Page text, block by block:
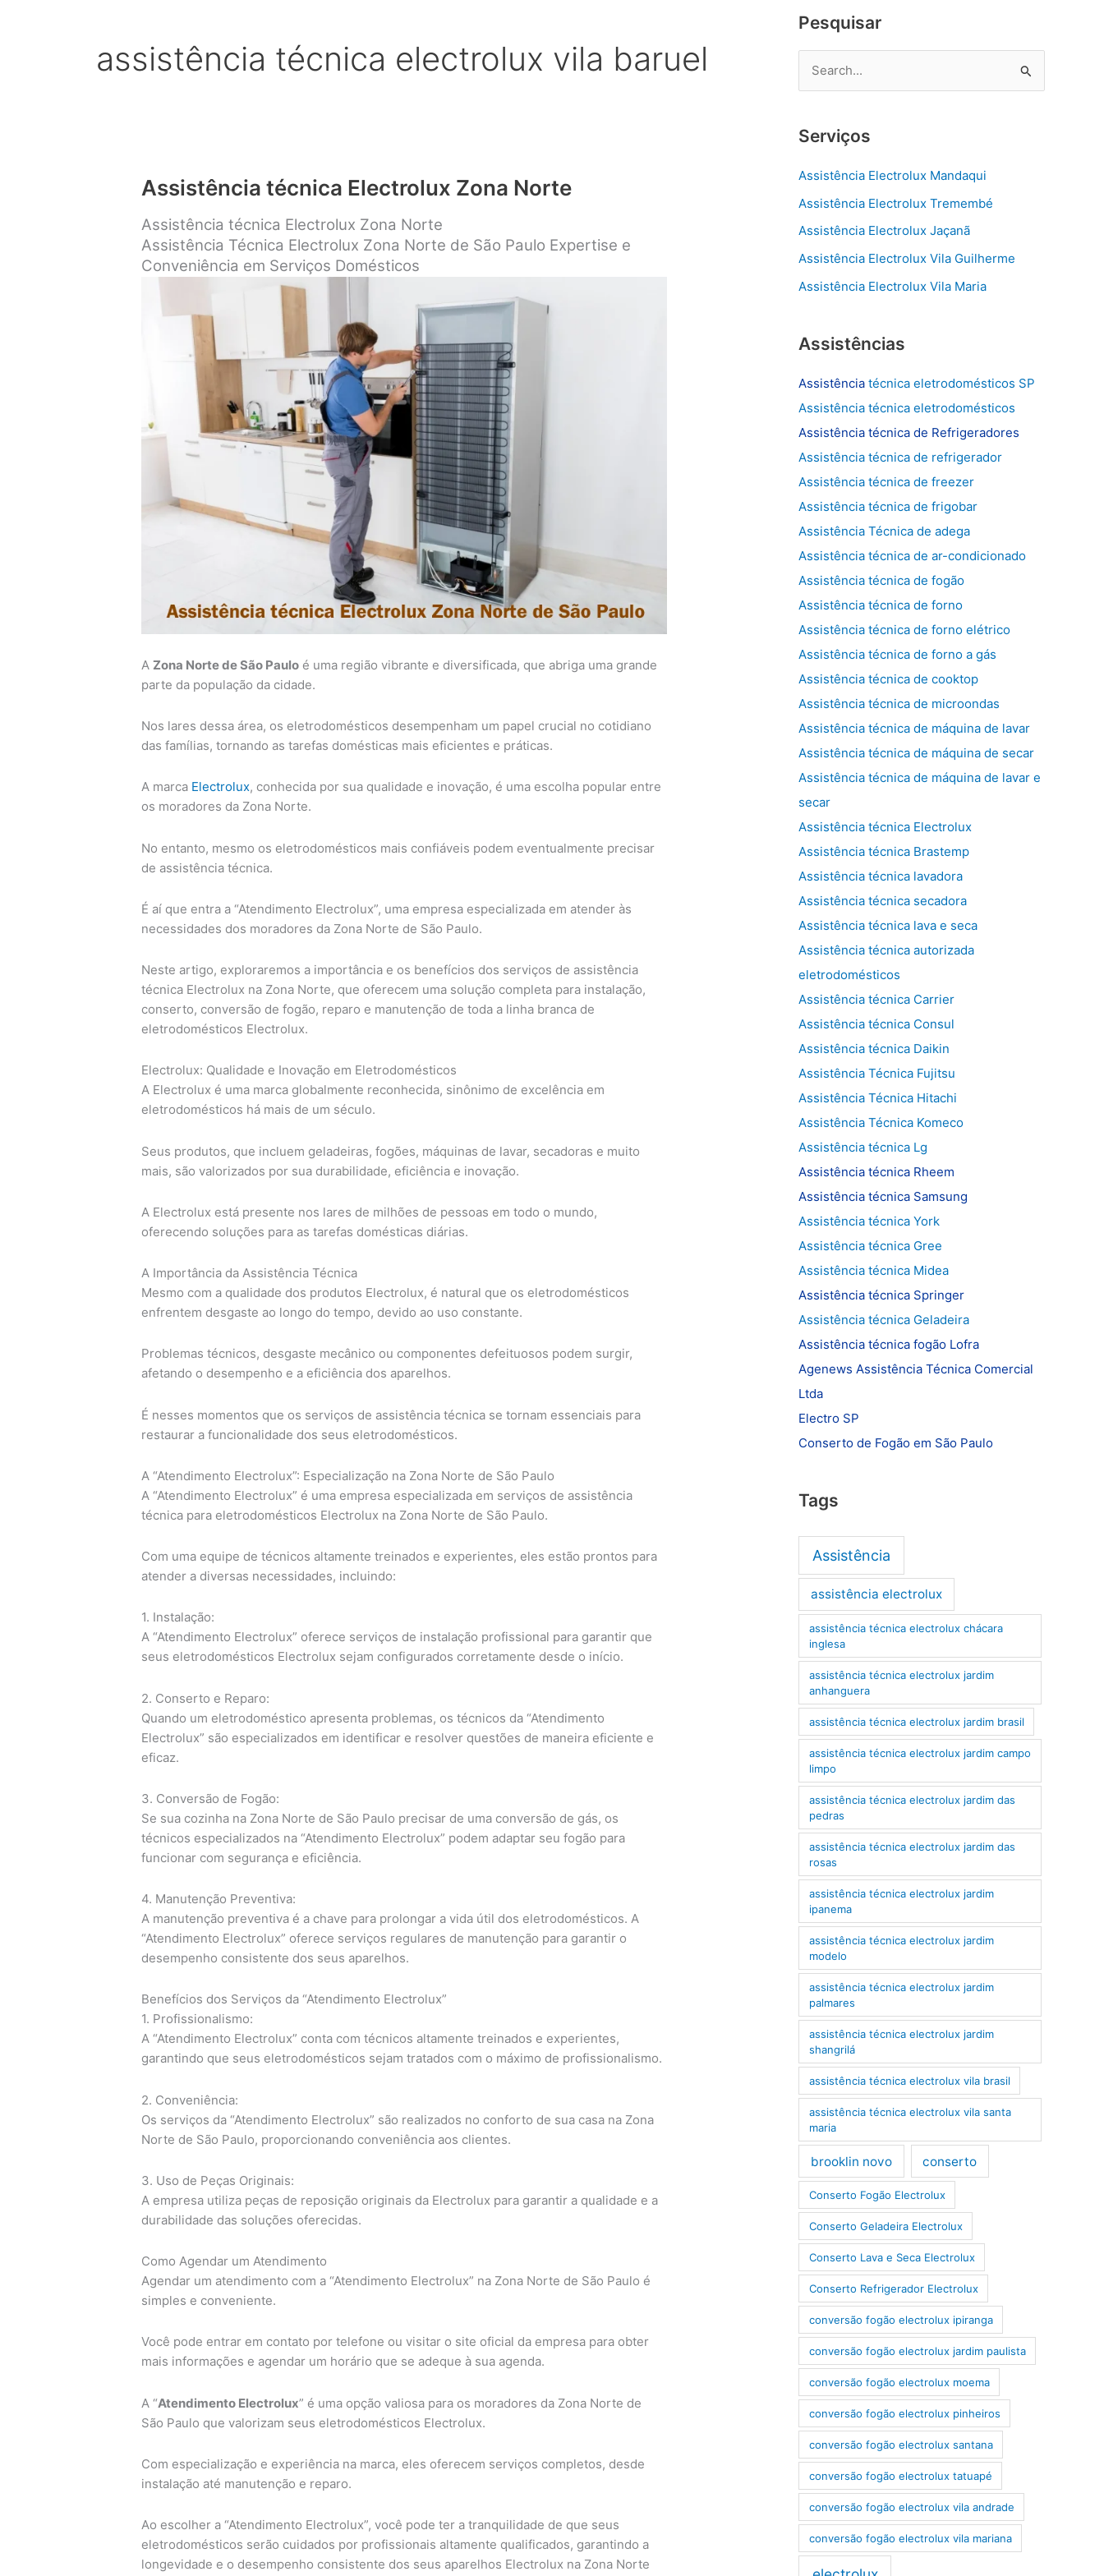
assistência técnica electrolux vila baruel
Assistência técnica Electrolux Zona Norte
Assistência técnica Electrolux Zona Norte
Assistência Técnica Electrolux Zona Norte de São Paulo Expertise e
Conveniência em Serviços Domésticos
A Zona Norte de São Paulo é uma região vibrante e diversificada, que abriga uma grande
parte da população da cidade.
Nos lares dessa área, os eletrodomésticos desempenham um papel crucial no cotidiano
das famílias, tornando as tarefas domésticas mais eficientes e práticas.
A marca Electrolux, conhecida por sua qualidade e inovação, é uma escolha popular entre
os moradores da Zona Norte.
No entanto, mesmo os eletrodomésticos mais confiáveis podem eventualmente precisar
de assistência técnica.
É aí que entra a “Atendimento Electrolux”, uma empresa especializada em atender às
necessidades dos moradores da Zona Norte de São Paulo.
Neste artigo, exploraremos a importância e os benefícios dos serviços de assistência
técnica Electrolux na Zona Norte, que oferecem uma solução completa para instalação,
conserto, conversão de fogão, reparo e manutenção de toda a linha branca de
eletrodomésticos Electrolux.
Electrolux: Qualidade e Inovação em Eletrodomésticos
A Electrolux é uma marca globalmente reconhecida, sinônimo de excelência em
eletrodomésticos há mais de um século.
Seus produtos, que incluem geladeiras, fogões, máquinas de lavar, secadoras e muito
mais, são valorizados por sua durabilidade, eficiência e inovação.
A Electrolux está presente nos lares de milhões de pessoas em todo o mundo,
oferecendo soluções para as tarefas domésticas diárias.
A Importância da Assistência Técnica
Mesmo com a qualidade dos produtos Electrolux, é natural que os eletrodomésticos
enfrentem desgaste ao longo do tempo, devido ao uso constante.
Problemas técnicos, desgaste mecânico ou componentes defeituosos podem surgir,
afetando o desempenho e a eficiência dos aparelhos.
É nesses momentos que os serviços de assistência técnica se tornam essenciais para
restaurar a funcionalidade dos seus eletrodomésticos.
A “Atendimento Electrolux”: Especialização na Zona Norte de São Paulo
A “Atendimento Electrolux” é uma empresa especializada em serviços de assistência
técnica para eletrodomésticos Electrolux na Zona Norte de São Paulo.
Com uma equipe de técnicos altamente treinados e experientes, eles estão prontos para
atender a diversas necessidades, incluindo:
1. Instalação:
A “Atendimento Electrolux” oferece serviços de instalação profissional para garantir que
seus eletrodomésticos Electrolux sejam configurados corretamente desde o início.
2. Conserto e Reparo:
Quando um eletrodoméstico apresenta problemas, os técnicos da “Atendimento
Electrolux” são especializados em identificar e resolver questões de maneira eficiente e
eficaz.
3. Conversão de Fogão:
Se sua cozinha na Zona Norte de São Paulo precisar de uma conversão de gás, os
técnicos especializados na “Atendimento Electrolux” podem adaptar seu fogão para
funcionar com segurança e eficiência.
4. Manutenção Preventiva:
A manutenção preventiva é a chave para prolongar a vida útil dos eletrodomésticos. A
“Atendimento Electrolux” oferece serviços regulares de manutenção para garantir o
desempenho consistente dos seus aparelhos.
Benefícios dos Serviços da “Atendimento Electrolux”
1. Profissionalismo:
A “Atendimento Electrolux” conta com técnicos altamente treinados e experientes,
garantindo que seus eletrodomésticos sejam tratados com o máximo de profissionalismo.
2. Conveniência:
Os serviços da “Atendimento Electrolux” são realizados no conforto de sua casa na Zona
Norte de São Paulo, proporcionando conveniência aos clientes.
3. Uso de Peças Originais:
A empresa utiliza peças de reposição originais da Electrolux para garantir a qualidade e a
durabilidade das soluções oferecidas.
Como Agendar um Atendimento
Agendar um atendimento com a “Atendimento Electrolux” na Zona Norte de São Paulo é
simples e conveniente.
Você pode entrar em contato por telefone ou visitar o site oficial da empresa para obter
mais informações e agendar um horário que se adeque à sua agenda.
A “Atendimento Electrolux” é uma opção valiosa para os moradores da Zona Norte de
São Paulo que valorizam seus eletrodomésticos Electrolux.
Com especialização e experiência na marca, eles oferecem serviços completos, desde
instalação até manutenção e reparo.
Ao escolher a “Atendimento Electrolux”, você pode ter a tranquilidade de que seus
eletrodomésticos serão cuidados por profissionais altamente qualificados, garantindo a
longevidade e o desempenho consistente dos seus aparelhos Electrolux na Zona Norte
Pesquisar
q
i
s
a
r
p
Serviços
Assistência Electrolux Mandaqui
Assistência Electrolux Tremembé
Assistência Electrolux Jaçanã
Assistência Electrolux Vila Guilherme
Assistência Electrolux Vila Maria
Assistências
Assistência técnica eletrodomésticos SP
Assistência técnica eletrodomésticos
Assistência técnica de Refrigeradores
Assistência técnica de refrigerador
Assistência técnica de freezer
Assistência técnica de frigobar
Assistência Técnica de adega
Assistência técnica de ar-condicionado
Assistência técnica de fogão
Assistência técnica de forno
Assistência técnica de forno elétrico
Assistência técnica de forno a gás
Assistência técnica de cooktop
Assistência técnica de microondas
Assistência técnica de máquina de lavar
Assistência técnica de máquina de secar
Assistência técnica de máquina de lavar e
secar
Assistência técnica Electrolux
Assistência técnica Brastemp
Assistência técnica lavadora
Assistência técnica secadora
Assistência técnica lava e seca
Assistência técnica autorizada
eletrodomésticos
Assistência técnica Carrier
Assistência técnica Consul
Assistência técnica Daikin
Assistência Técnica Fujitsu
Assistência Técnica Hitachi
Assistência Técnica Komeco
Assistência técnica Lg
Assistência técnica Rheem
Assistência técnica Samsung
Assistência técnica York
Assistência técnica Gree
Assistência técnica Midea
Assistência técnica Springer
Assistência técnica Geladeira
Assistência técnica fogão Lofra
Agenews Assistência Técnica Comercial
Ltda
Electro SP
Conserto de Fogão em São Paulo
Tags
Assistência
assistência electrolux
assistência técnica electrolux chácara
inglesa
assistência técnica electrolux jardim
anhanguera
assistência técnica electrolux jardim brasil
assistência técnica electrolux jardim campo
limpo
assistência técnica electrolux jardim das
pedras
assistência técnica electrolux jardim das
rosas
assistência técnica electrolux jardim
ipanema
assistência técnica electrolux jardim
modelo
assistência técnica electrolux jardim
palmares
assistência técnica electrolux jardim
shangrilá
assistência técnica electrolux vila brasil
assistência técnica electrolux vila santa
maria
brooklin novo conserto
Conserto Fogão Electrolux
Conserto Geladeira Electrolux
Conserto Lava e Seca Electrolux
Conserto Refrigerador Electrolux
conversão fogão electrolux ipiranga
conversão fogão electrolux jardim paulista
conversão fogão electrolux moema
conversão fogão electrolux pinheiros
conversão fogão electrolux santana
conversão fogão electrolux tatuapé
conversão fogão electrolux vila andrade
conversão fogão electrolux vila mariana